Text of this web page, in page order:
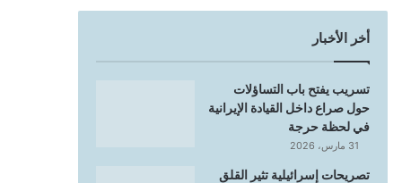
أخر الأخبار
تسريب يفتح باب التساؤلات
حول صراع داخل القيادة الإيرانية
في لحظة حرجة
31 مارس، 2026
تصريحات إسرائيلية تثير القلق